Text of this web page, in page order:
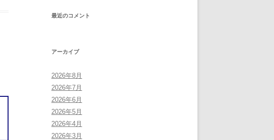
最近のコメント
アーカイブ
2026年8月
2026年7月
2026年6月
2026年5月
2026年4月
2026年3月